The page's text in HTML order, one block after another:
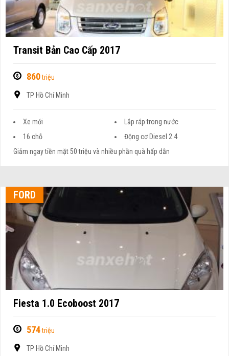
Transit Bản Cao Cấp 2017
860triệu
TP Hồ Chí Minh
Xe mới
Lắp ráp trong nước
16 chỗ
Động cơ Diesel 2.4
Giảm ngay tiền mặt 50 triệu và nhiều phần quà hấp dẫn
FORD
Fiesta 1.0 Ecoboost 2017
574triệu
TP Hồ Chí Minh